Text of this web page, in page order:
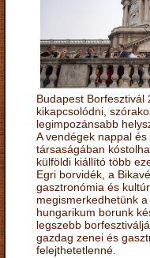
Budapest Borfesztivál
kikapcsolódni,
legimpozánsabb
A vendégek nappal
társaságában
külföldi kiállító több
Egri borvidék, a
gasztronómia és
megismerkedhetünk
hungarikum borunk
legszebb
gazdag zenei és
felejthetetlenné.